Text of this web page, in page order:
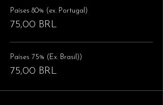
Países 80% (ex. Portugal)
75,00 BRL
Países 75% (Ex. Brasil))
75,00 BRL